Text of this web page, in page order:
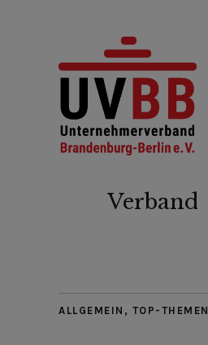
Verband
ALLGEMEIN , TOP-THEMEN